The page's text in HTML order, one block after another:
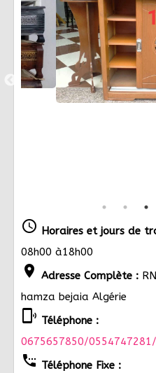
schedule Horaires et jours de
08h00 à18h00
location_on Adresse Complète :
hamza bejaia Algérie
phonelink_ring Téléphone :
0675657850/
settings_phone Téléphone Fixe :